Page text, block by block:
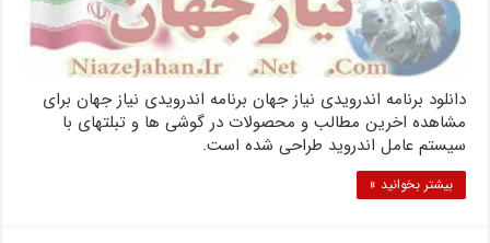
دانلود برنامه اندرویدی نیاز جهان برنامه اندرویدی نیاز جهان برای
مشاهده اخرین مطالب و محصولات در گوشی ها و تبلتهای با
سیستم عامل اندروید طراحی شده است.
بیشتر بخوانید »